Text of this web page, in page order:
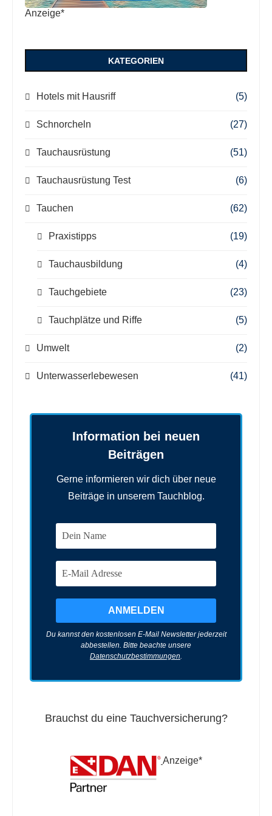
Anzeige*
KATEGORIEN
Hotels mit Hausriff (5)
Schnorcheln (27)
Tauchausrüstung (51)
Tauchausrüstung Test (6)
Tauchen (62)
Praxistipps (19)
Tauchausbildung (4)
Tauchgebiete (23)
Tauchplätze und Riffe (5)
Umwelt (2)
Unterwasserlebewesen (41)
Information bei neuen
Beiträgen
Gerne informieren wir dich über neue
Beiträge in unserem Tauchblog.
Du kannst den kostenlosen E-Mail Newsletter jederzeit
abbestellen. Bitte beachte unsere
Datenschutzbestimmungen
Brauchst du eine Tauchversicherung?
Anzeige*